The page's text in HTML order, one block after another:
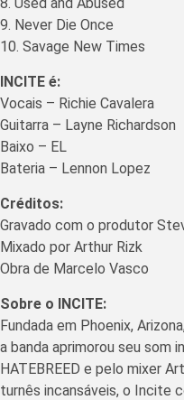
9. Never Die Once
10. Savage New Times
INCITE é:
Vocais – Richie Cavalera
Guitarra – Layne Richardson
Baixo – EL
Bateria – Lennon Lopez
Créditos:
Gravado com o produtor
Mixado por Arthur Rizk
Obra de Marcelo Vasco
Sobre o INCITE:
Fundada em Phoenix,
a banda aprimorou seu som
HATEBREED e pelo mixer
turnês incansáveis, o Incite